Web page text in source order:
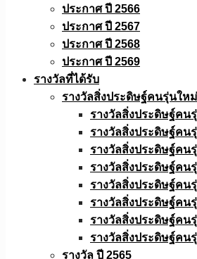
ประกาศ ปี 2566
ประกาศ ปี 2567
ประกาศ ปี 2568
ประกาศ ปี 2569
รางวัลที่ได้รับ
รางวัลสิ่งประดิษฐ์คนรุ่นใหม่
รางวัลสิ่งประดิษฐ์คน
รางวัลสิ่งประดิษฐ์คน
รางวัลสิ่งประดิษฐ์คน
รางวัลสิ่งประดิษฐ์คน
รางวัลสิ่งประดิษฐ์คน
รางวัลสิ่งประดิษฐ์คน
รางวัลสิ่งประดิษฐ์คน
รางวัลสิ่งประดิษฐ์คน
รางวัล ปี 2565